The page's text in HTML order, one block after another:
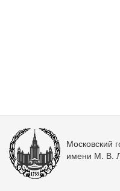
Московский
имени М. В.